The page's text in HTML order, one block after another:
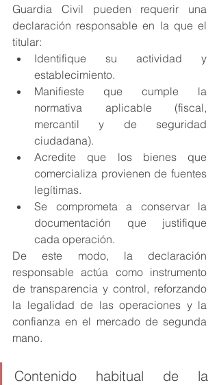
Guardia Civil pueden requerir una
declaración responsable en la que el
titular:
Identifique su actividad y
establecimiento.
Manifieste que cumple la
normativa aplicable (fiscal,
mercantil y de seguridad
ciudadana).
Acredite que los bienes que
comercializa provienen de fuentes
legítimas.
Se comprometa a conservar la
documentación que justifique
cada operación.
De este modo, la declaración
responsable actúa como instrumento
de transparencia y control, reforzando
la legalidad de las operaciones y la
confianza en el mercado de segunda
mano.
Contenido habitual de la